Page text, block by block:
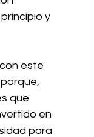
y
este
que
en
para